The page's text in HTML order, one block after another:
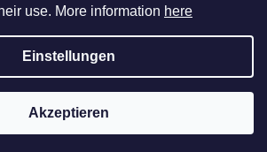
use. More information here
Einstellungen
Akzeptieren
Einstellungen ändern